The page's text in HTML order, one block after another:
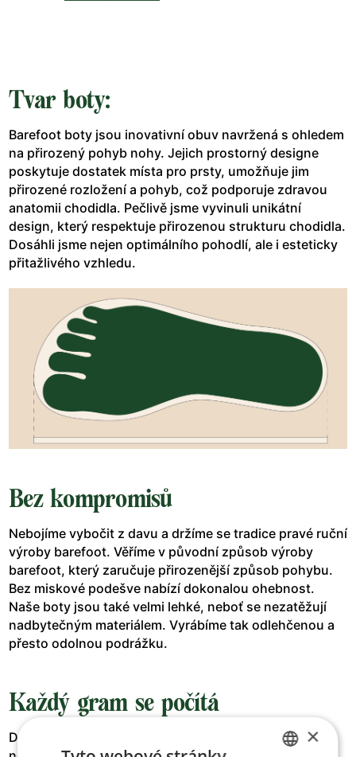
Tvar boty:
Barefoot boty jsou inovativní obuv navržená s ohledem
na přirozený pohyb nohy. Jejich prostorný designe
poskytuje dostatek místa pro prsty, umožňuje jim
přirozené rozložení a pohyb, což podporuje zdravou
anatomii chodidla. Pečlivě jsme vyvinuli unikátní
design, který respektuje přirozenou strukturu chodidla.
Dosáhli jsme nejen optimálního pohodlí, ale i esteticky
přitažlivého vzhledu.
Bez kompromisů
Nebojíme vybočit z davu a držíme se tradice pravé ruční
výroby barefoot. Věříme v původní způsob výroby
barefoot, který zaručuje přirozenější způsob pohybu.
Bez miskové podešve nabízí dokonalou ohebnost.
Naše boty jsou také velmi lehké, neboť se nezatěžují
nadbytečným materiálem. Vyrábíme tak odlehčenou a
přesto odolnou podrážku.
Každý gram se počítá
Díky naší tradiční ruční výrobě patří naše boty mezi ty
×